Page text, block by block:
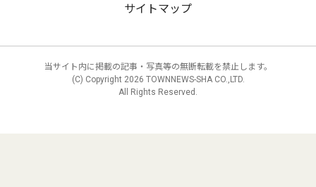
サイトマップ
当サイト内に掲載の記事・写真等の無断転載を禁止します。
(C) Copyright 2026 TOWNNEWS-SHA CO.,LTD.
All Rights Reserved.